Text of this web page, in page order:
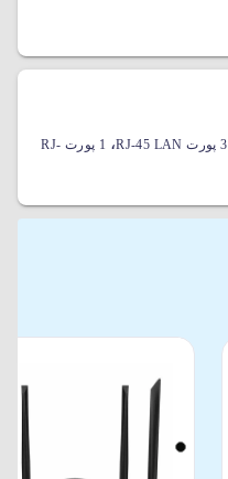
3 پورت RJ-45 LAN ،
1 پورت RJ-